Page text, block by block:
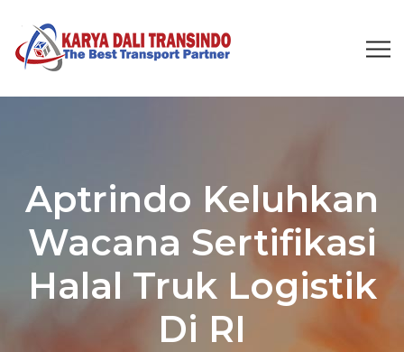
Aptrindo Keluhkan
Wacana Sertifikasi
Halal Truk Logistik
Di RI